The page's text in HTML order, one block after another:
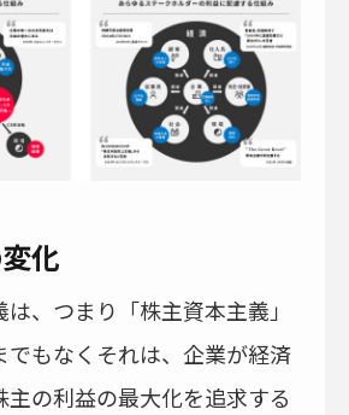
化
、つまり「株主資本主義」
でもなくそれは、企業が経済
主の利益の最大化を追求する